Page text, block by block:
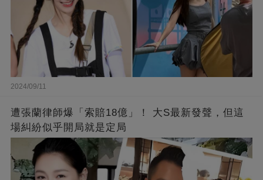
2024/09/11
遭張蘭律師爆「索賠18億」！ 大S最新發聲，但這
場糾紛似乎開局就是定局